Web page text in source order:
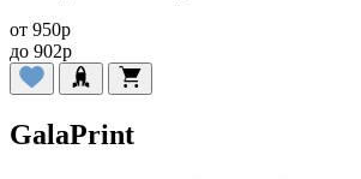
от 950p
до 902p
GalaPrint